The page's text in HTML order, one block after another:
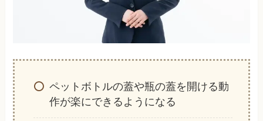
ペットボトルの蓋や瓶の蓋を開ける動
作が楽にできるようになる